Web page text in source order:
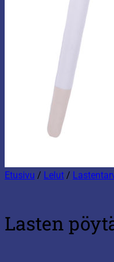
Etusivu / Lelut /
Lasten